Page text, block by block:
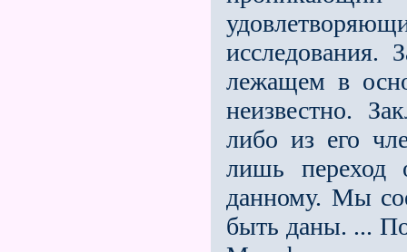
исследования.
лежащем в
неизвестно.
либо из его
лишь переход
данному. Мы
быть даны. ...